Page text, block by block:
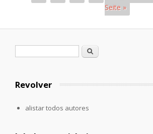
Seite »
Formulario de búsqueda
Buscar
Revolver
alistar todos autores